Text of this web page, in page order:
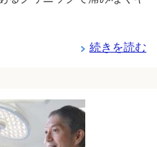
続きを読む